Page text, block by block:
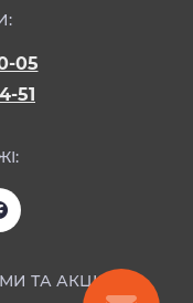
05
51
ТА АКЦІЯМИ: